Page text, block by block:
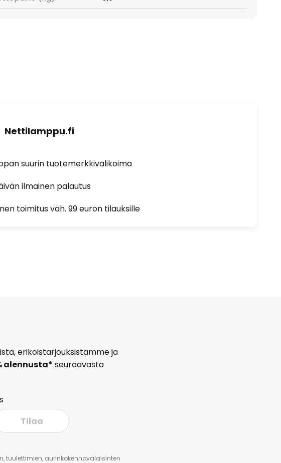
Nettilamppu.fi
suurin tuotemerkkivalikoima
ilmainen palautus
toimitus väh. 99 euron tilauksille
erikoistarjouksistamme ja
alennusta* seuraavasta
Tilaa
tuulettimien, aurinkokennovalaisinten